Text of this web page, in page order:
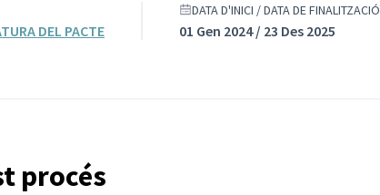
DEL PACTE
DATA D'INICI / DATA DE FINALITZACIÓ
01 Gen 2024 / 23 Des 2025
procés